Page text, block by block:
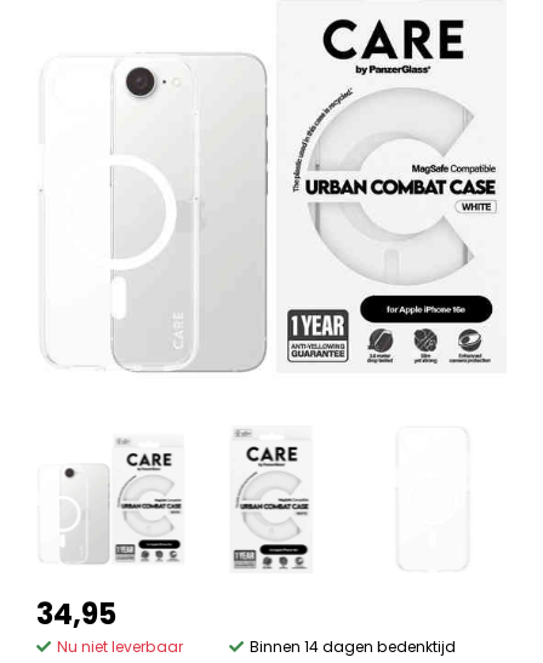
34,95
Nu niet leverbaar
Binnen 14 dagen bedenktijd